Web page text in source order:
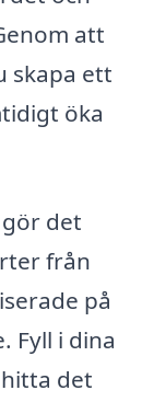
att
skapa ett
öka
det
från
på
Fyll i dina
det